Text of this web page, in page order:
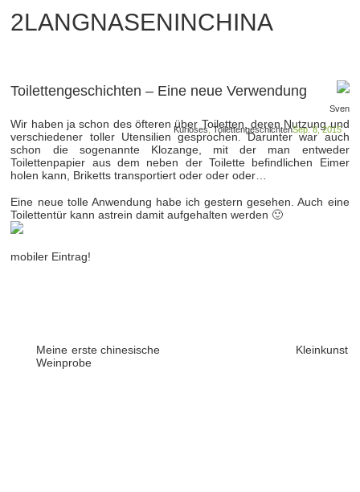
2LANGNASENINCHINA
Toilettengeschichten – Eine neue Verwendung
Sven
Sep. 8, 2015
Kurioses,Toilettengeschichten
Wir haben ja schon des öfteren über Toiletten, deren Nutzung und
verschiedener toller Utensilien gesprochen. Darunter war auch
schon die sogenannte Klozange, mit der man entweder
Toilettenpapier aus dem neben der Toilette befindlichen Eimer
holen kann, Briketts transportiert oder oder oder…
Eine neue tolle Anwendung habe ich gestern gesehen. Auch eine
Toilettentür kann astrein damit aufgehalten werden 🙂
mobiler Eintrag!
Meine erste chinesische
Weinprobe
Kleinkunst